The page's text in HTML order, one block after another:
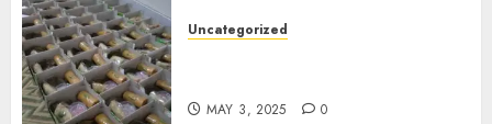
Uncategorized
MAY 3, 2025 0